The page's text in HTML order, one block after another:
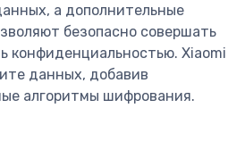
а дополнительные
безопасно совершать
конфиденциальностью. Xiaomi
данных, добавив
алгоритмы шифрования.